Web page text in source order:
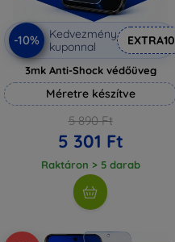
-10%
Kedvezmény
kuponnal
EXTRA10
3mk Anti-Shock védőüveg
Méretre készítve
5 890 Ft
5 301 Ft
Raktáron > 5 darab